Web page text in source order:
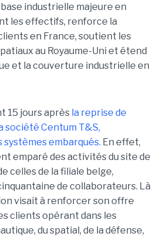
industrielle majeure en
les effectifs, renforce la
en France, soutient les
au Royaume-Uni et étend
et la couverture industrielle en
15 jours après la reprise de
société Centum T&S,
systèmes embarqués. En effet,
emparé des activités du site de
celles de la filiale belge,
de collaborateurs. Là
visait à renforcer son offre
clients opérant dans les
du spatial, de la défense,